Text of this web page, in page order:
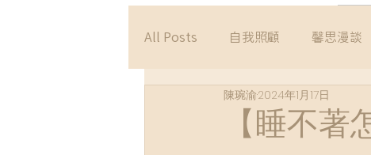
All Posts 自我照顧 馨思漫談
【睡不著
陳琬渝2024年1月17日